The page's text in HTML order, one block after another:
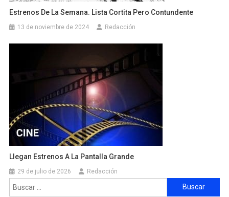
Estrenos De La Semana. Lista Cortita Pero Contundente
13 de noviembre de 2024 Redacción
Llegan Estrenos A La Pantalla Grande
29 de julio de 2026 Redacción